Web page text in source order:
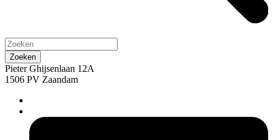
Pieter Ghijsenlaan 12A
1506 PV Zaandam